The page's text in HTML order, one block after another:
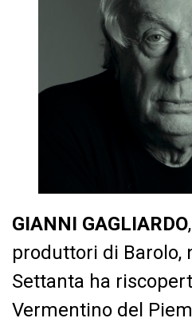
GIANNI GAGLIARDO
produttori di Barolo,
Settanta ha
Vermentino del